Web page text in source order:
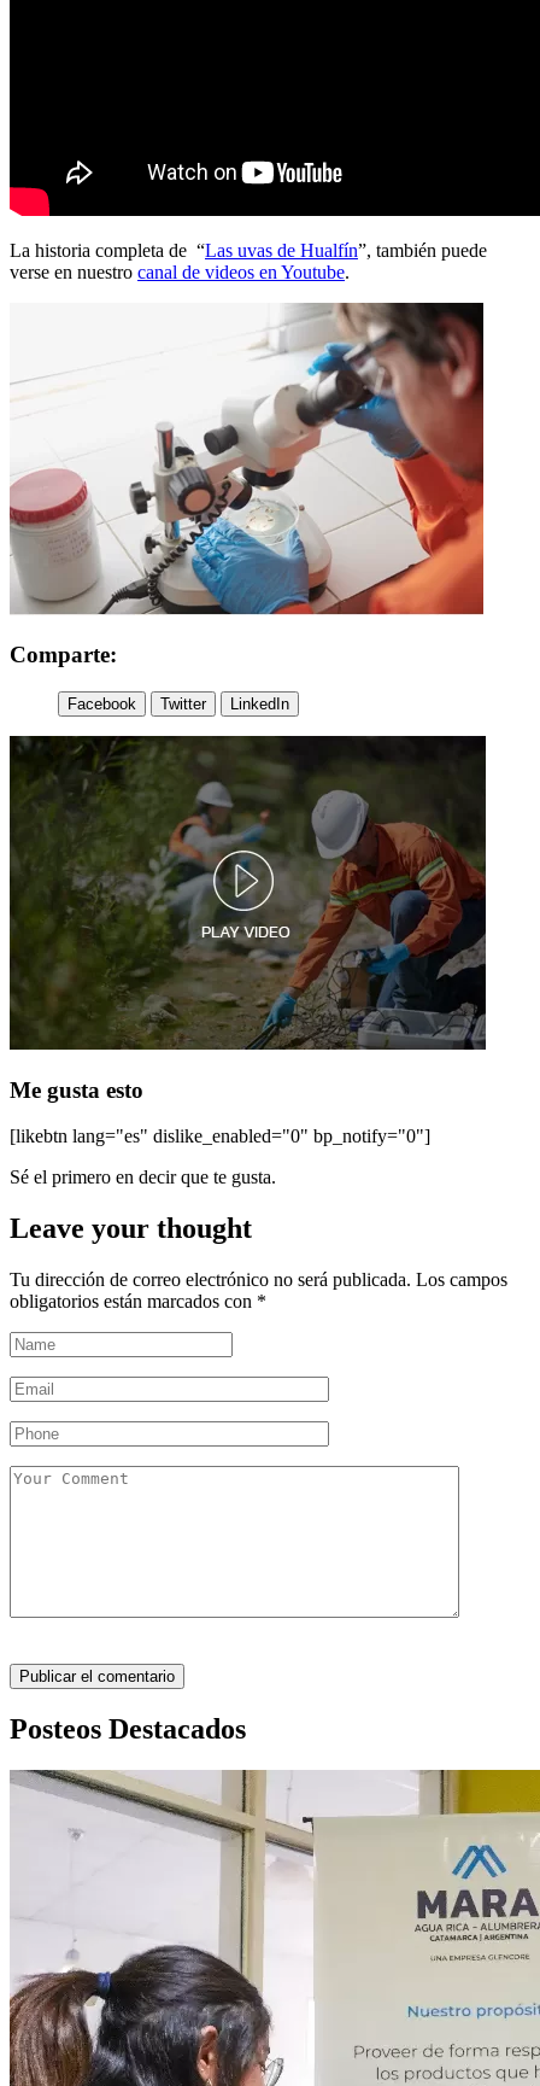
La historia completa de “Las uvas de Hualfín”, también puede
verse en nuestro canal de videos en Youtube.
Comparte:
Facebook Twitter LinkedIn
Me gusta esto
[likebtn lang="es" dislike_enabled="0" bp_notify="0"]
Sé el primero en decir que te gusta.
Leave your thought
Tu dirección de correo electrónico no será publicada. Los campos
obligatorios están marcados con *
Posteos Destacados